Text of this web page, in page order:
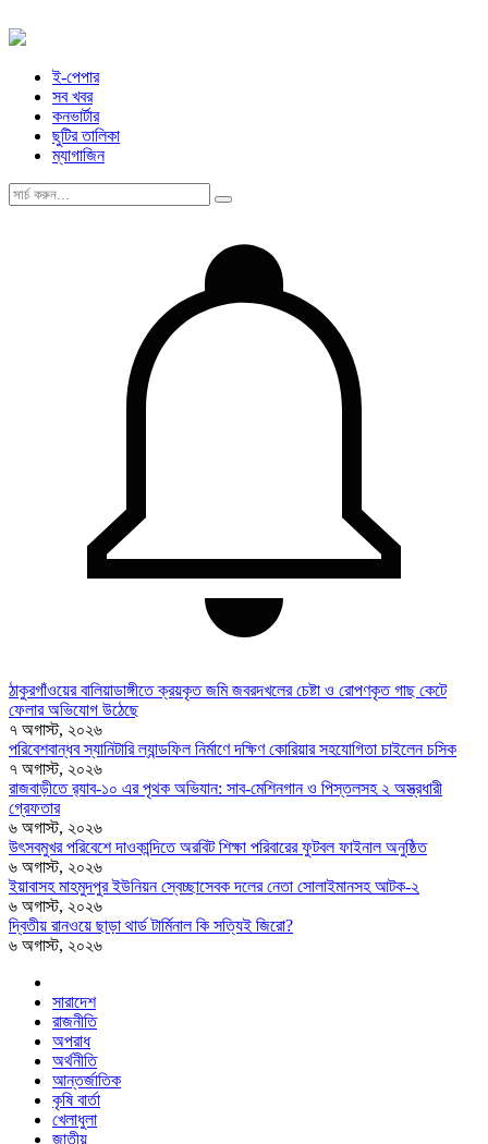
ই-পেপার
সব খবর
কনভার্টার
ছুটির তালিকা
ম্যাগাজিন
ঠাকুরগাঁওয়ের বালিয়াডাঙ্গীতে ক্রয়কৃত জমি জবরদখলের চেষ্টা ও রোপণকৃত গাছ কেটে
ফেলার অভিযোগ উঠেছে
৭ অগাস্ট, ২০২৬
পরিবেশবান্ধব স্যানিটারি ল্যান্ডফিল নির্মাণে দক্ষিণ কোরিয়ার সহযোগিতা চাইলেন চসিক
৭ অগাস্ট, ২০২৬
রাজবাড়ীতে র‍্যাব-১০ এর পৃথক অভিযান: সাব-মেশিনগান ও পিস্তলসহ ২ অস্ত্রধারী
গ্রেফতার
৬ অগাস্ট, ২০২৬
উৎসবমুখর পরিবেশে দাওকান্দিতে অরবিট শিক্ষা পরিবারের ফুটবল ফাইনাল অনুষ্ঠিত
৬ অগাস্ট, ২০২৬
ইয়াবাসহ মাহমুদপুর ইউনিয়ন স্বেচ্ছাসেবক দলের নেতা সোলাইমানসহ আটক-২
৬ অগাস্ট, ২০২৬
দ্বিতীয় রানওয়ে ছাড়া থার্ড টার্মিনাল কি সত্যিই জিরো?
৬ অগাস্ট, ২০২৬
সারাদেশ
রাজনীতি
অপরাধ
অর্থনীতি
আন্তর্জাতিক
কৃষি বার্তা
খেলাধুলা
জাতীয়